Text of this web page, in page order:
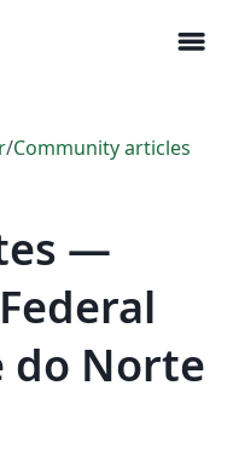
menu
/Community articles
—
do Norte